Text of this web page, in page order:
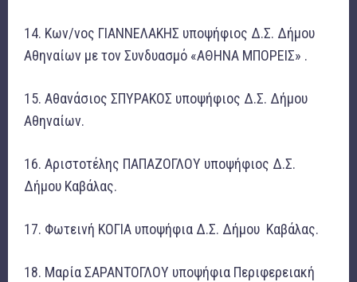
14. Κων/νος ΓΙΑΝΝΕΛΑΚΗΣ υποψήφιος Δ.Σ. Δήμου
Αθηναίων με τον Συνδυασμό «ΑΘΗΝΑ ΜΠΟΡΕΙΣ» .
15. Αθανάσιος ΣΠΥΡΑΚΟΣ υποψήφιος Δ.Σ. Δήμου
Αθηναίων.
16. Αριστοτέλης ΠΑΠΑΖΟΓΛΟΥ υποψήφιος Δ.Σ.
Δήμου Καβάλας.
17. Φωτεινή ΚΟΓΙΑ υποψήφια Δ.Σ. Δήμου Καβάλας.
18. Μαρία ΣΑΡΑΝΤΟΓΛΟΥ υποψήφια Περιφερειακή